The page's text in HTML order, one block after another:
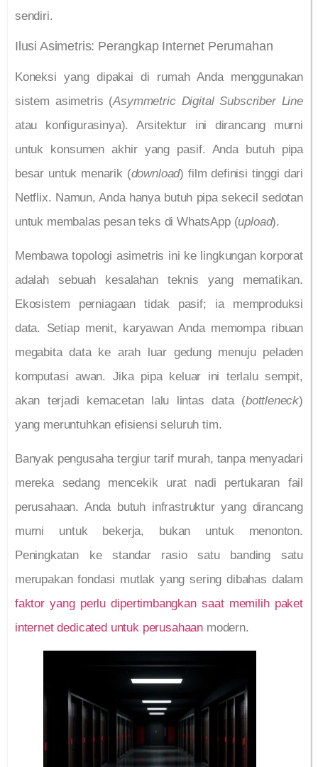
sendiri.
Ilusi Asimetris: Perangkap Internet Perumahan
Koneksi yang dipakai di rumah Anda menggunakan
sistem asimetris (Asymmetric Digital Subscriber Line
atau konfigurasinya). Arsitektur ini dirancang murni
untuk konsumen akhir yang pasif. Anda butuh pipa
besar untuk menarik (download) film definisi tinggi dari
Netflix. Namun, Anda hanya butuh pipa sekecil sedotan
untuk membalas pesan teks di WhatsApp (upload).
Membawa topologi asimetris ini ke lingkungan korporat
adalah sebuah kesalahan teknis yang mematikan.
Ekosistem perniagaan tidak pasif; ia memproduksi
data. Setiap menit, karyawan Anda memompa ribuan
megabita data ke arah luar gedung menuju peladen
komputasi awan. Jika pipa keluar ini terlalu sempit,
akan terjadi kemacetan lalu lintas data (bottleneck)
yang meruntuhkan efisiensi seluruh tim.
Banyak pengusaha tergiur tarif murah, tanpa menyadari
mereka sedang mencekik urat nadi pertukaran fail
perusahaan. Anda butuh infrastruktur yang dirancang
murni untuk bekerja, bukan untuk menonton.
Peningkatan ke standar rasio satu banding satu
merupakan fondasi mutlak yang sering dibahas dalam
faktor yang perlu dipertimbangkan saat memilih paket
internet dedicated untuk perusahaan modern.